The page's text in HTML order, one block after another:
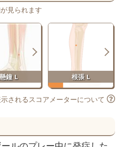
見られます
懸鐘 L 根張 L
されるスコアメーターについて